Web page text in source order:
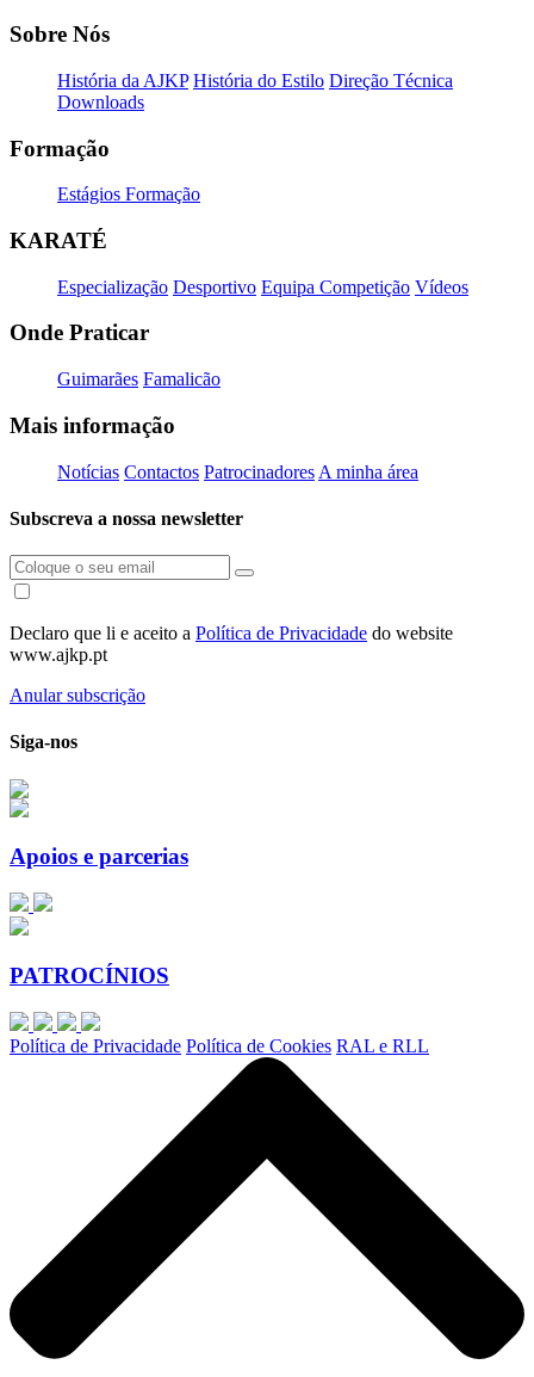
Sobre Nós
História da AJKP História do Estilo Direção Técnica
Downloads
Formação
Estágios Formação
KARATÉ
Especialização Desportivo Equipa Competição Vídeos
Onde Praticar
Guimarães Famalicão
Mais informação
Notícias Contactos Patrocinadores A minha área
Subscreva a nossa newsletter
Declaro que li e aceito a Política de Privacidade do website
www.ajkp.pt
Anular subscrição
Siga-nos
Apoios e parcerias
PATROCÍNIOS
Política de Privacidade Política de Cookies RAL e RLL